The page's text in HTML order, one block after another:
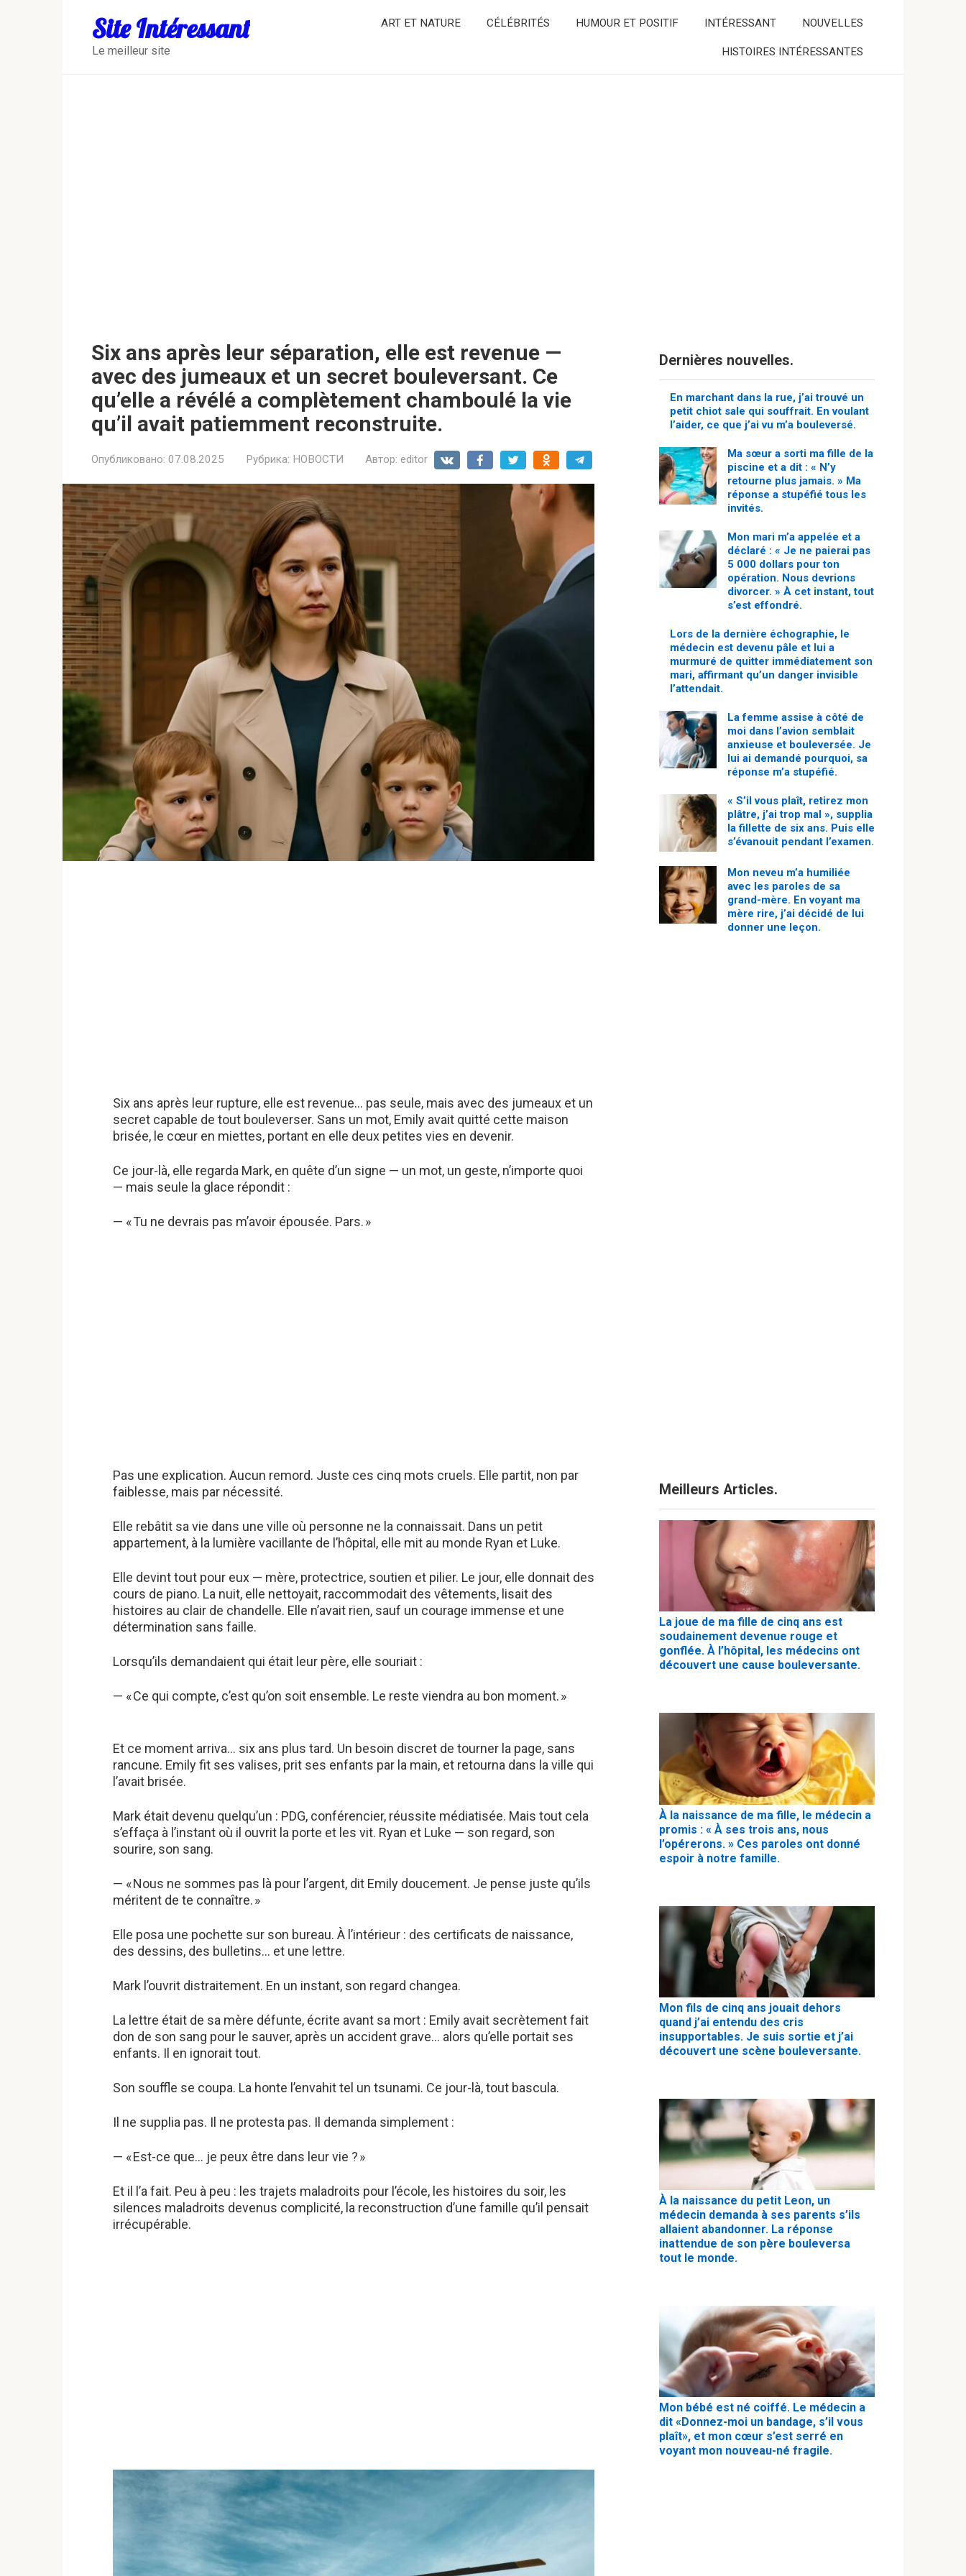
Site Intéressant
Le meilleur site
ART ET NATURE CÉLÉBRITÉS HUMOUR ET POSITIF INTÉRESSANT NOUVELLES
HISTOIRES INTÉRESSANTES
Six ans après leur séparation, elle est revenue —
avec des jumeaux et un secret bouleversant. Ce
qu’elle a révélé a complètement chamboulé la vie
qu’il avait patiemment reconstruite.
Опубликовано: 07.08.2025 Рубрика: НОВОСТИ Автор: editor
Six ans après leur rupture, elle est revenue… pas seule, mais avec des jumeaux et un
secret capable de tout bouleverser. Sans un mot, Emily avait quitté cette maison
brisée, le cœur en miettes, portant en elle deux petites vies en devenir.
Ce jour-là, elle regarda Mark, en quête d’un signe — un mot, un geste, n’importe quoi
— mais seule la glace répondit :
— « Tu ne devrais pas m’avoir épousée. Pars. »
Pas une explication. Aucun remord. Juste ces cinq mots cruels. Elle partit, non par
faiblesse, mais par nécessité.
Elle rebâtit sa vie dans une ville où personne ne la connaissait. Dans un petit
appartement, à la lumière vacillante de l’hôpital, elle mit au monde Ryan et Luke.
Elle devint tout pour eux — mère, protectrice, soutien et pilier. Le jour, elle donnait des
cours de piano. La nuit, elle nettoyait, raccommodait des vêtements, lisait des
histoires au clair de chandelle. Elle n’avait rien, sauf un courage immense et une
détermination sans faille.
Lorsqu’ils demandaient qui était leur père, elle souriait :
— « Ce qui compte, c’est qu’on soit ensemble. Le reste viendra au bon moment. »
Et ce moment arriva… six ans plus tard. Un besoin discret de tourner la page, sans
rancune. Emily fit ses valises, prit ses enfants par la main, et retourna dans la ville qui
l’avait brisée.
Mark était devenu quelqu’un : PDG, conférencier, réussite médiatisée. Mais tout cela
s’effaça à l’instant où il ouvrit la porte et les vit. Ryan et Luke — son regard, son
sourire, son sang.
— « Nous ne sommes pas là pour l’argent, dit Emily doucement. Je pense juste qu’ils
méritent de te connaître. »
Elle posa une pochette sur son bureau. À l’intérieur : des certificats de naissance,
des dessins, des bulletins… et une lettre.
Mark l’ouvrit distraitement. En un instant, son regard changea.
La lettre était de sa mère défunte, écrite avant sa mort : Emily avait secrètement fait
don de son sang pour le sauver, après un accident grave… alors qu’elle portait ses
enfants. Il en ignorait tout.
Son souffle se coupa. La honte l’envahit tel un tsunami. Ce jour-là, tout bascula.
Il ne supplia pas. Il ne protesta pas. Il demanda simplement :
— « Est-ce que… je peux être dans leur vie ? »
Et il l’a fait. Peu à peu : les trajets maladroits pour l’école, les histoires du soir, les
silences maladroits devenus complicité, la reconstruction d’une famille qu’il pensait
irrécupérable.
Dernières nouvelles.
En marchant dans la rue, j’ai trouvé un
petit chiot sale qui souffrait. En voulant
l’aider, ce que j’ai vu m’a bouleversé.
Ma sœur a sorti ma fille de la
piscine et a dit : « N’y
retourne plus jamais. » Ma
réponse a stupéfié tous les
invités.
Mon mari m’a appelée et a
déclaré : « Je ne paierai pas
5 000 dollars pour ton
opération. Nous devrions
divorcer. » À cet instant, tout
s’est effondré.
Lors de la dernière échographie, le
médecin est devenu pâle et lui a
murmuré de quitter immédiatement son
mari, affirmant qu’un danger invisible
l’attendait.
La femme assise à côté de
moi dans l’avion semblait
anxieuse et bouleversée. Je
lui ai demandé pourquoi, sa
réponse m’a stupéfié.
« S’il vous plaît, retirez mon
plâtre, j’ai trop mal », supplia
la fillette de six ans. Puis elle
s’évanouit pendant l’examen.
Mon neveu m’a humiliée
avec les paroles de sa
grand-mère. En voyant ma
mère rire, j’ai décidé de lui
donner une leçon.
Meilleurs Articles.
La joue de ma fille de cinq ans est
soudainement devenue rouge et
gonflée. À l’hôpital, les médecins ont
découvert une cause bouleversante.
À la naissance de ma fille, le médecin a
promis : « À ses trois ans, nous
l’opérerons. » Ces paroles ont donné
espoir à notre famille.
Mon fils de cinq ans jouait dehors
quand j’ai entendu des cris
insupportables. Je suis sortie et j’ai
découvert une scène bouleversante.
À la naissance du petit Leon, un
médecin demanda à ses parents s’ils
allaient abandonner. La réponse
inattendue de son père bouleversa
tout le monde.
Mon bébé est né coiffé. Le médecin a
dit «Donnez-moi un bandage, s’il vous
plaît», et mon cœur s’est serré en
voyant mon nouveau-né fragile.